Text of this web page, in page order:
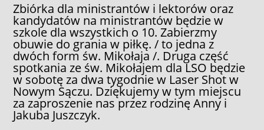
Zbiórka dla ministrantów i lektorów oraz
kandydatów na ministrantów będzie w
szkole dla wszystkich o 10. Zabierzmy
obuwie do grania w piłkę. / to jedna z
dwóch form św. Mikołaja /. Druga część
spotkania ze św. Mikołajem dla LSO będzie
w sobotę za dwa tygodnie w Laser Shot w
Nowym Sączu. Dziękujemy w tym miejscu
za zaproszenie nas przez rodzinę Anny i
Jakuba Juszczyk.